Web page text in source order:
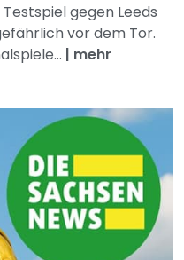
gegen Leeds
vor dem Tor.
| mehr